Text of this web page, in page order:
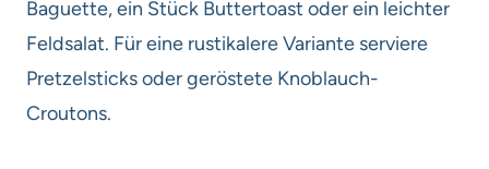
Baguette, ein Stück Buttertoast oder ein leichter
Feldsalat. Für eine rustikalere Variante serviere
Pretzelsticks oder geröstete Knoblauch-
Croutons.